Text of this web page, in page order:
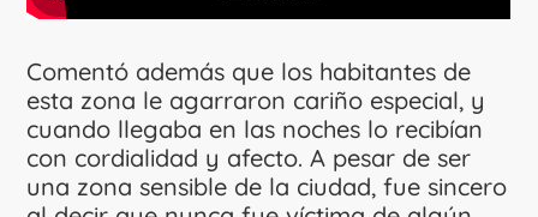
Comentó además que los habitantes de
esta zona le agarraron cariño especial, y
cuando llegaba en las noches lo recibían
con cordialidad y afecto. A pesar de ser
una zona sensible de la ciudad, fue sincero